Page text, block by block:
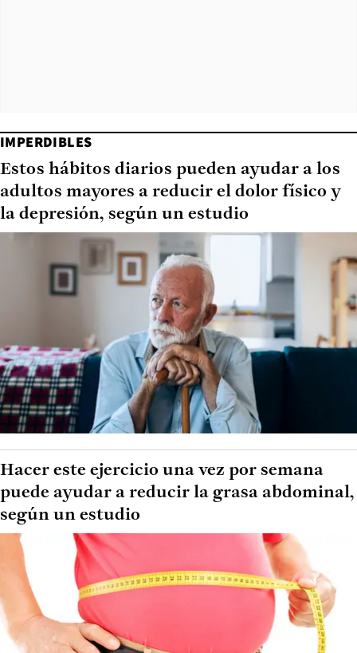
IMPERDIBLES
Estos hábitos diarios pueden ayudar a los
adultos mayores a reducir el dolor físico y
la depresión, según un estudio
Hacer este ejercicio una vez por semana
puede ayudar a reducir la grasa abdominal,
según un estudio